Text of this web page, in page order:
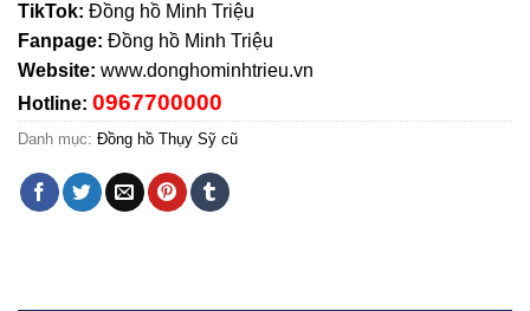
TikTok: Đồng hồ Minh Triệu
Fanpage: Đồng hồ Minh Triệu
Website: www.donghominhtrieu.vn
Hotline: 0967700000
Danh mục: Đồng hồ Thụy Sỹ cũ